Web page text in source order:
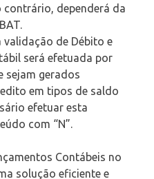
contrário, dependerá da
validação de Débito e
será efetuada por
sejam gerados
em tipos de saldo
efetuar esta
com “N”.
Contábeis no
solução eficiente e